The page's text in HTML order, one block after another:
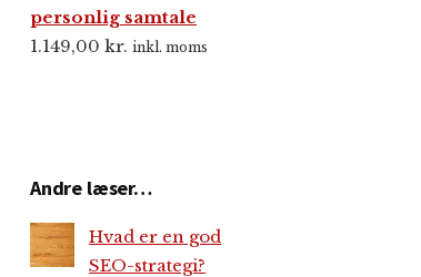
personlig samtale
1.149,00 kr. inkl. moms
Andre læser…
Hvad er en god
SEO-strategi?